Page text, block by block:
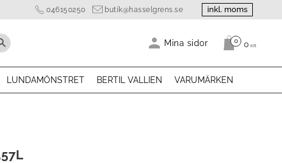
046150250 butik@hasselgrens.se inkl. moms
Mina sidor Antal
0 0 KR
LUNDAMÖNSTRET BERTIL VALLIEN VARUMÄRKEN